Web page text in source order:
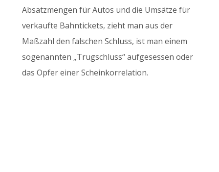
Absatzmengen für Autos und die Umsätze für
verkaufte Bahntickets, zieht man aus der
Maßzahl den falschen Schluss, ist man einem
sogenannten „Trugschluss“ aufgesessen oder
das Opfer einer Scheinkorrelation.